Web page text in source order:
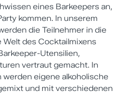
eines Barkeepers an,
kommen. In unserem
die Teilnehmer in die
des Cocktailmixens
Utensilien,
vertraut gemacht. In
eigene alkoholische
und mit verschiedenen